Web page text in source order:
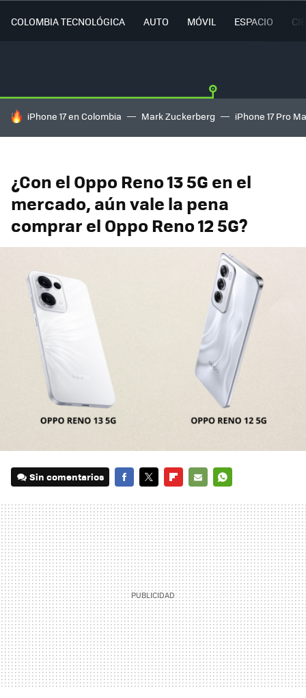
COLOMBIA TECNOLÓGICA AUTO MÓVIL ESPACIO
HOY SE HABLA DE
iPhone 17 en Colombia Mark Zuckerberg iPhone 17 Pro
¿Con el Oppo Reno 13 5G en el
mercado, aún vale la pena
comprar el Oppo Reno 12 5G?
Sin comentarios
MAIL